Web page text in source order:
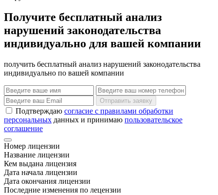
Получите бесплатный анализ
нарушений законодательства
индивидуально для вашей компании
получить бесплатный анализ нарушений законодательства
индивидуально по вашей компании
Отправить заявку
Подтверждаю согласие с правилами обработки
персональных данных и принимаю пользовательское
соглашение
Номер лицензии
Название лицензии
Кем выдана лицензия
Дата начала лицензии
Дата окончания лицензии
Последние изменения по лецензии